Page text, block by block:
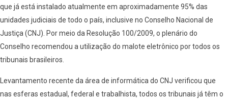
que já está instalado atualmente em aproximadamente 95% das
unidades judiciais de todo o país, inclusive no Conselho Nacional de
Justiça (CNJ). Por meio da Resolução 100/2009, o plenário do
Conselho recomendou a utilização do malote eletrônico por todos os
tribunais brasileiros.
Levantamento recente da área de informática do CNJ verificou que
nas esferas estadual, federal e trabalhista, todos os tribunais já têm o